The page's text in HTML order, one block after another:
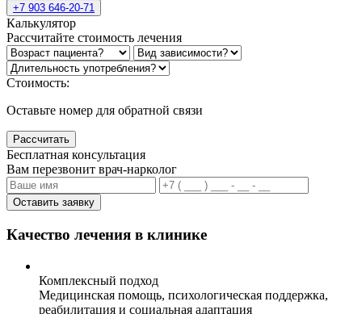
+7 903 646-20-71
Калькулятор
Рассчитайте стоимость лечения
Стоимость:
Оставьте номер для обратной связи
Рассчитать
Бесплатная консультация
Вам перезвонит врач-нарколог
Оставить заявку
Качество лечения в клинике
Комплексный подход
Медицинская помощь, психологическая поддержка,
реабилитация и социальная адаптация